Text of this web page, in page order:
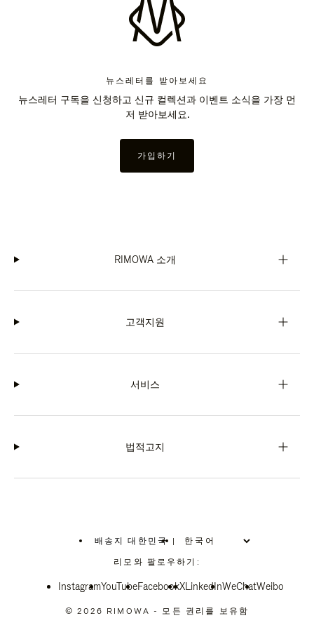
뉴스레터를 받아보세요
뉴스레터 구독을 신청하고 신규 컬렉션과 이벤트 소식을 가장 먼
저 받아보세요.
가입하기
RIMOWA 소개
고객지원
서비스
법적고지
배송지 대한민국
위
치
선
십
|
리모와 팔로우하기:
InstagramYouTubeFacebookXLinkedInWeChatWeibo
© 2026 RIMOWA - 모든 권리를 보유함